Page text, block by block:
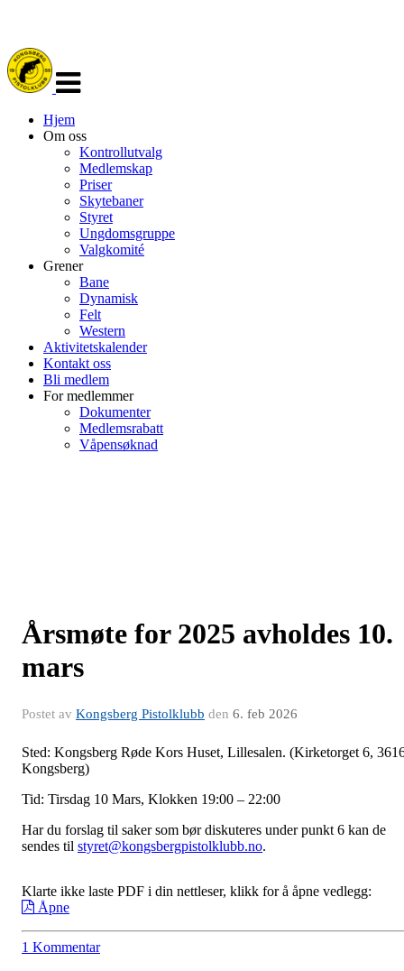
navigasjon
Hjem
Om oss
Kontrollutvalg
Medlemskap
Priser
Skytebaner
Styret
Ungdomsgruppe
Valgkomité
Grener
Bane
Dynamisk
Felt
Western
Aktivitetskalender
Kontakt oss
Bli medlem
For medlemmer
Dokumenter
Medlemsrabatt
Våpensøknad
Årsmøte for 2025 avholdes 10.
mars
Postet av Kongsberg Pistolklubb den 6. feb 2026
Sted: Kongsberg Røde Kors Huset, Lillesalen. (Kirketorget 6,
Kongsberg)
Tid: Tirsdag 10 Mars, Klokken 19:00 – 22:00
Har du forslag til saker som bør diskuteres under punkt 6 kan de
sendes til styret@kongsbergpistolklubb.no.
Klarte ikke laste PDF i din nettleser, klikk for å åpne vedlegg:
Åpne
1 Kommentar